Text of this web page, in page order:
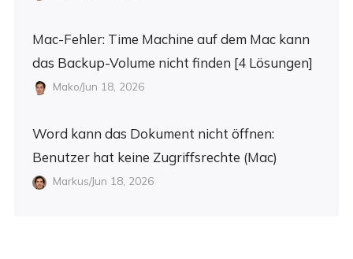
Mac-Fehler: Time Machine auf dem Mac kann
das Backup-Volume nicht finden [4 Lösungen]
Mako/Jun 18, 2026
Word kann das Dokument nicht öffnen:
Benutzer hat keine Zugriffsrechte (Mac)
Markus/Jun 18, 2026